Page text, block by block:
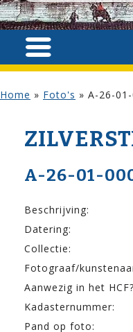
Home » Foto's » A-26-
A-26-01-
Beschrijving:
Datering:
Collectie:
Fotograaf/
Aanwezig in het
Kadasternummer:
Pand op foto: